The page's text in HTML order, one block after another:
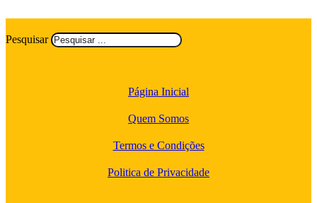
Pesquisar
Página Inicial
Quem Somos
Termos e Condições
Politica de Privacidade